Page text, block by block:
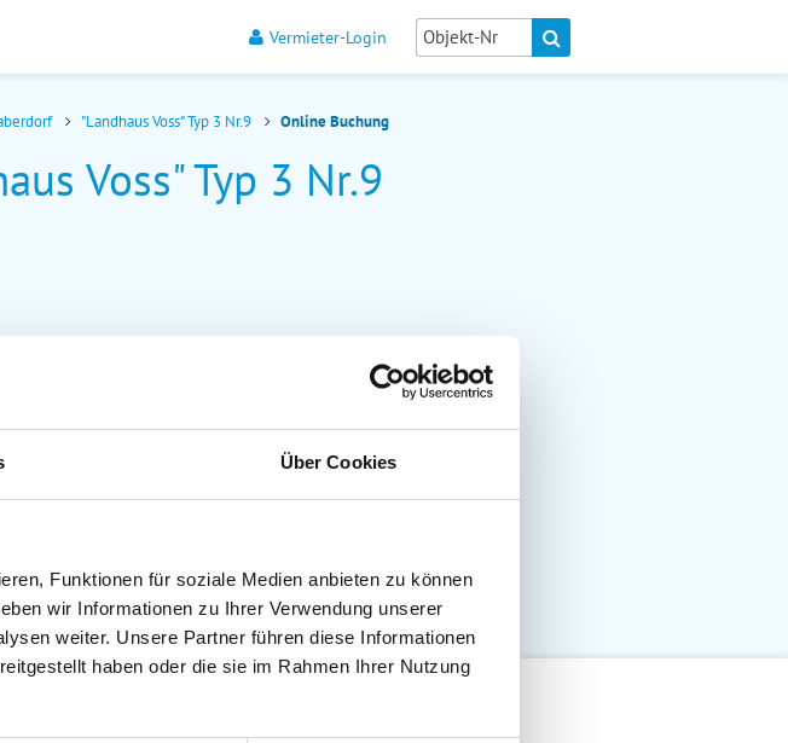
Über Cookies
Funktionen für soziale Medien anbieten zu können
wir Informationen zu Ihrer Verwendung unserer
weiter. Unsere Partner führen diese Informationen
haben oder die sie im Rahmen Ihrer Nutzung
Vermieter-Login
"Landhaus Voss" Typ 3 Nr.9 Online Buchung
Voss" Typ 3 Nr.9